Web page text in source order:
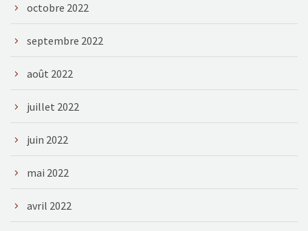
octobre 2022
septembre 2022
août 2022
juillet 2022
juin 2022
mai 2022
avril 2022